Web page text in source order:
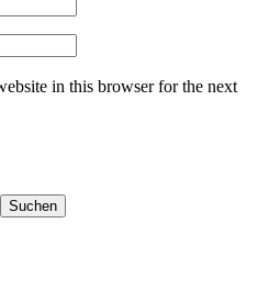
in this browser for the next
Suchen